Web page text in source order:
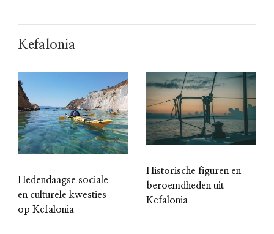
Kefalonia
Hedendaagse sociale
en culturele kwesties
op Kefalonia
Historische figuren en
beroemdheden uit
Kefalonia